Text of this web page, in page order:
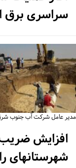
سراسری برق
عامل شرکت آب جنوب شرق
افزایش ضریب
شهرستانهای